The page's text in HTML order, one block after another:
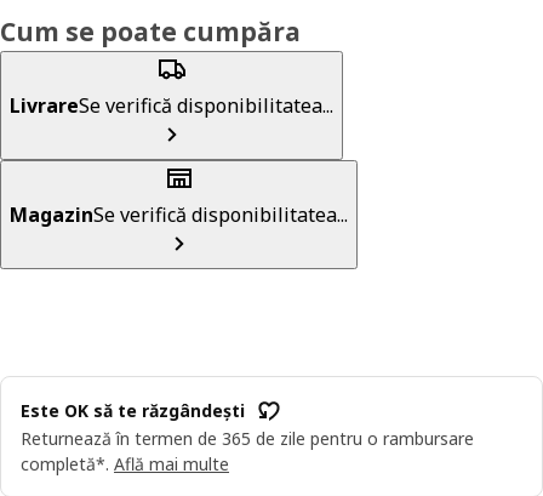
Cum se poate cumpăra
LivrareSe verifică disponibilitatea...
MagazinSe verifică disponibilitatea...
Este OK să te răzgândești
Returnează în termen de 365 de zile pentru o rambursare
completă*. Află mai multe